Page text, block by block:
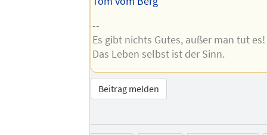
--
Es gibt nichts Gutes, außer man tut es!
Das Leben selbst ist der Sinn.
Beitrag melden